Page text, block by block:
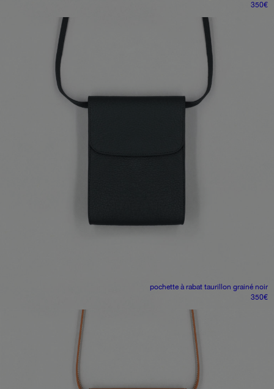
350€
pochette à rabat taurillon grainé noir
350€